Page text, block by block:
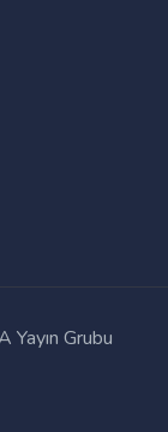
Yayın Grubu